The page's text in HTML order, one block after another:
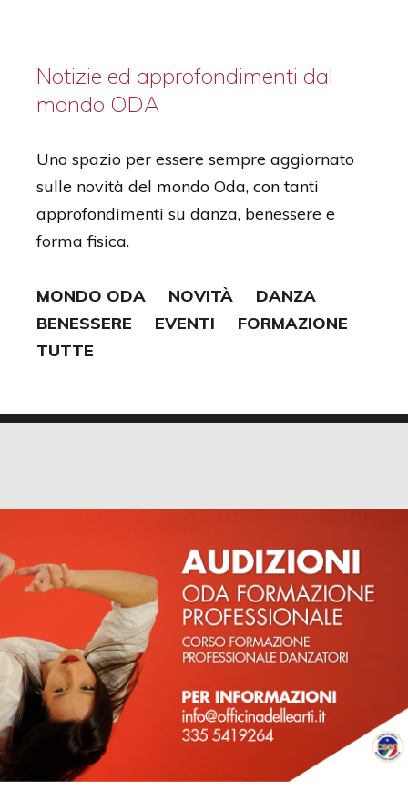
Notizie ed approfondimenti dal
mondo ODA
Uno spazio per essere sempre aggiornato
sulle novità del mondo Oda, con tanti
approfondimenti su danza, benessere e
forma fisica.
MONDO ODA NOVITÀ
DANZA
BENESSERE
EVENTI
FORMAZIONE
TUTTE